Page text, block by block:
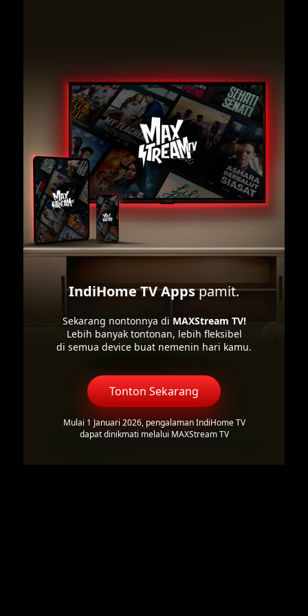
IndiHome TV Appspamit.
Sekarang nontonnya di MAXStream TV!
Lebih banyak tontonan, lebih fleksibel
di semua device buat nemenin hari kamu.
Tonton Sekarang
Mulai 1 Januari 2026, pengalaman IndiHome TV
dapat dinikmati melalui MAXStream TV